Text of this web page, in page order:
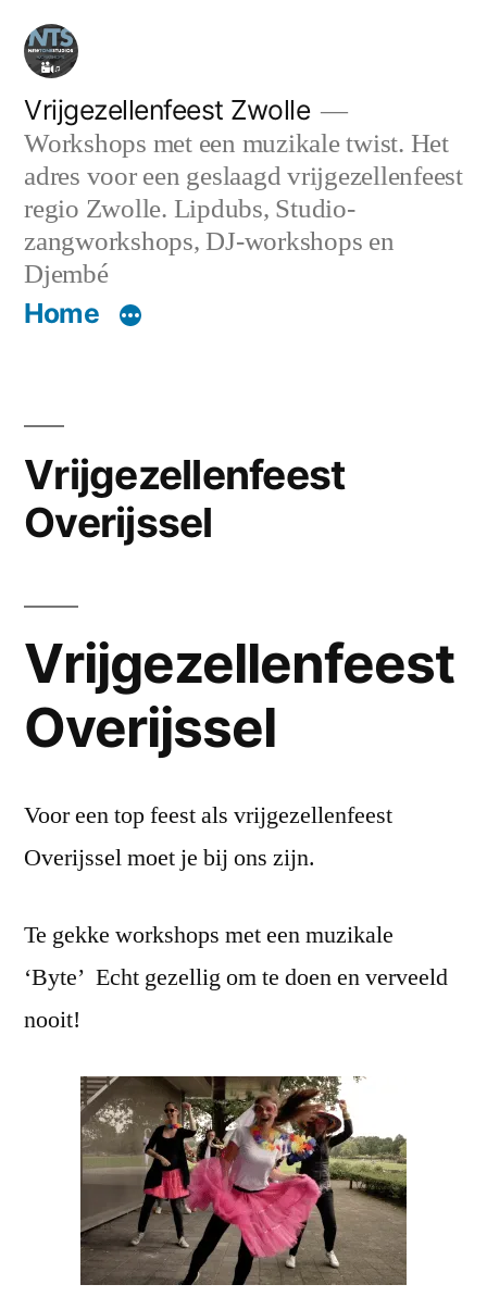
naar
inhoud
Vrijgezellenfeest Zwolle
Workshops met een muzikale twist. Het
adres voor een geslaagd vrijgezellenfeest
regio Zwolle. Lipdubs, Studio-
zangworkshops, DJ-workshops en
Djembé
Home
Vrijgezellenfeest
Overijssel
Vrijgezellenfeest
Overijssel
Voor een top feest als vrijgezellenfeest
Overijssel moet je bij ons zijn.
Te gekke workshops met een muzikale
‘Byte’ Echt gezellig om te doen en verveeld
nooit!